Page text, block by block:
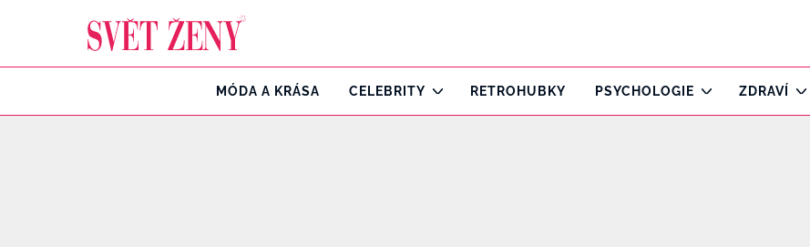
MÓDA A KRÁSA CELEBRITY RETROHUBKY PSYCHOLOGIE ZDRAVÍ